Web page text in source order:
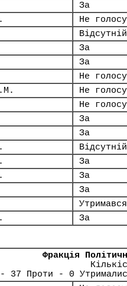
За
Не
Відсутній
За
За
Не
Не
Не
За
За
Відсутній
За
За
За
Утримався
За
Фракція
37 Проти - 0